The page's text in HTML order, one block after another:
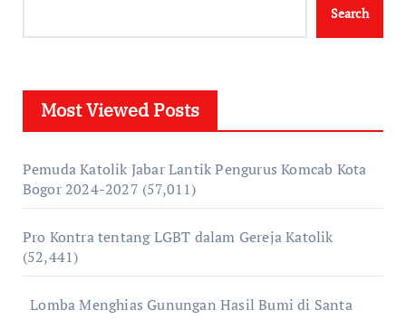
Search
Most Viewed Posts
Pemuda Katolik Jabar Lantik Pengurus Komcab Kota
Bogor 2024-2027 (57,011)
Pro Kontra tentang LGBT dalam Gereja Katolik
(52,441)
Lomba Menghias Gunungan Hasil Bumi di Santa